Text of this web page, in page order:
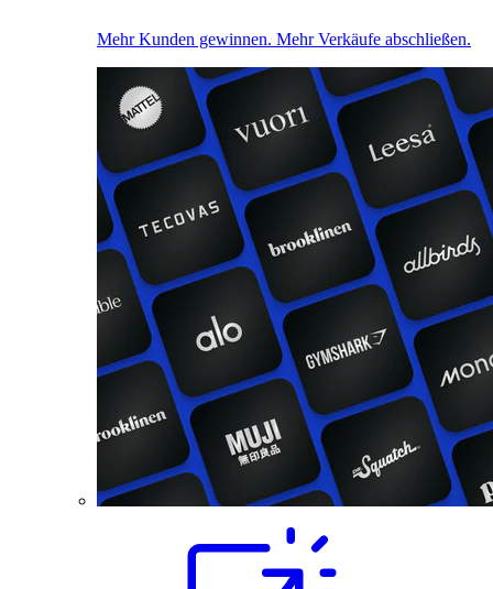
Mehr Kunden gewinnen. Mehr Verkäufe abschließen.